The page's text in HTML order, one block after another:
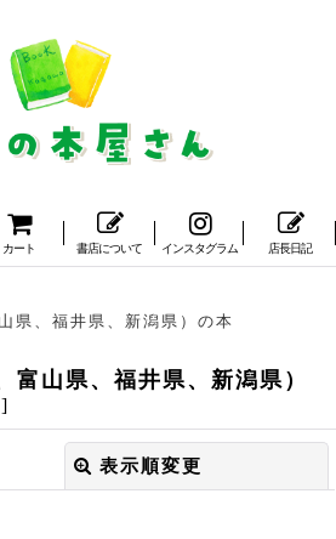
カート 書店について インスタグラム 店長日記
県、福井県、新潟県）の本
富山県、福井県、新潟県）
]
表示順変更